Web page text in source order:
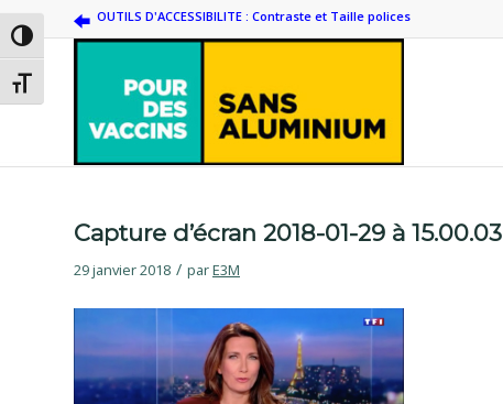
Passer en contraste élevé
Changer la taille de la police
OUTILS D'ACCESSIBILITE : Contraste et Taille polices
Capture d’écran 2018-01-29 à 15.00.03
29 janvier 2018 / parE3M